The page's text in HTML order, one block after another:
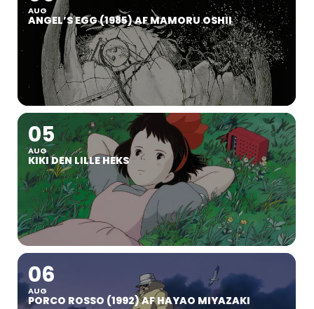
AUG
ANGEL’S EGG (1985) AF MAMORU OSHII
05
AUG
KIKI DEN LILLE HEKS
06
AUG
PORCO ROSSO (1992) AF HAYAO MIYAZAKI